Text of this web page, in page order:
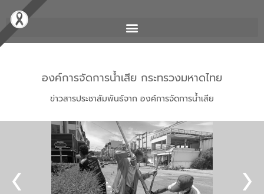
องค์การจัดการน้ำเสีย กระทรวงมหาดไทย
ข่าวสารประชาสัมพันธ์จาก องค์การจัดการน้ำเสีย